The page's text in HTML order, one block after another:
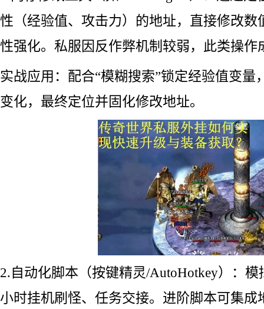
性（经验值、攻击力）的地址，直接修改数
性强化。私服因反作弊机制较弱，此类操作
实战应用：配合“模糊搜索”锁定经验值变量
变化，最终定位并固化修改地址。
2.自动化脚本（按键精灵/AutoHotkey）：
小时挂机刷怪、任务交接。进阶脚本可集成